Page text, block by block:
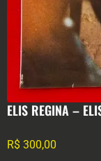
ELIS REGINA –
R$ 300,00